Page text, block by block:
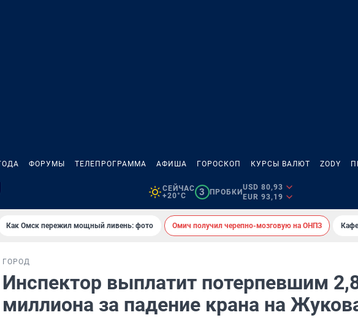
ФОРУМЫ ТЕЛЕПРОГРАММА АФИША ГОРОСКОП КУРСЫ ВАЛЮТ ZODY
СЕЙЧАС
+20°C
3 ПРОБКИ
USD 80,93
EUR 93,19
Как Омск пережил мощный ливень: фото Омич получил черепно-мозговую на ОНПЗ
ГОРОД
Инспектор выплатит потерпевшим
миллиона за падение крана на